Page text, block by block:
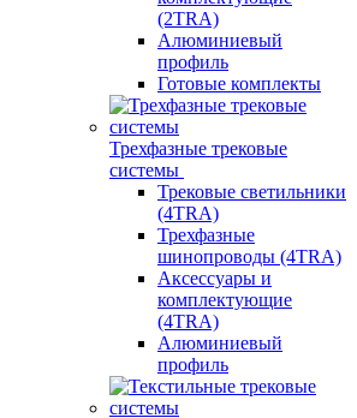
(2TRA)
Алюминиевый
профиль
Готовые комплекты
Трехфазные трековые
системы
Трековые светильники
(4TRA)
Трехфазные
шинопроводы (4TRA)
Аксессуары и
комплектующие
(4TRA)
Алюминиевый
профиль